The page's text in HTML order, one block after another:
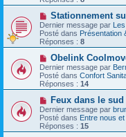
s
a
g
e
e
a
m
e
s
s
g
e
N
o
u
v
e
a
m
e
s
s
a
g
e
Stationnement
Dernier message par
Posté dans Présentation
Réponses : 8
N
o
u
v
e
a
m
e
s
Obelink
Dernier message par
Posté dans Confort
Réponses : 14
N
o
u
v
e
Feux dans le
Dernier message par
Posté dans Entre nous
Réponses : 15